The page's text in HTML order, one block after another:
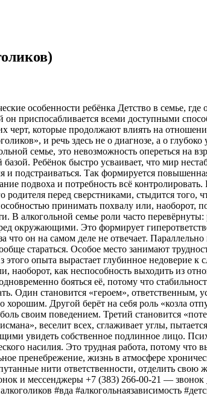
особенности ребёнка Детство в семье, где
приспосабливается всеми доступными
которые продолжают влиять на
и речь здесь не о диагнозе, а о
семье, это невозможность опереться на
Ребёнок быстро усваивает, что мир
и подстраиваться. Так формируется
подвоха и потребность всё
перед сверстниками, стыдится того,
принимать похвалу или, наоборот,
В алкогольной семье роли часто перевёрнуты:
окружающими. Это формирует
что он на самом деле не отвечает.
стараться. Особое место занимают
этого опыта вырастает глубинное недоверие
наоборот, как неспособность выходить из
бояться её, потому что
Один становится «героем», ответственным,
Другой берёт на себя роль «козла
своим поведением. Третий становится
веселит всех, сглаживает углы,
увидеть собственное подлинное лицо.
насилия. Это трудная работа, потому что
пренебрежение, жизнь в атмосфере
нити ответственности, отделить свою
и мессенджеры +7 (383) 266-00-21 —
#вда #алкогольнаязависимость